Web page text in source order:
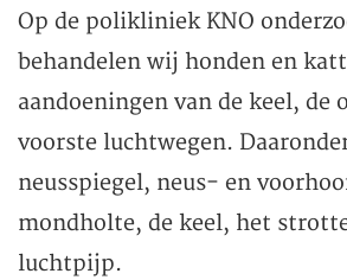
Op de polikliniek KNO
behandelen wij honden en
aandoeningen van de keel, de
voorste luchtwegen.
neusspiegel, neus- en
mondholte, de keel, het
luchtpijp.